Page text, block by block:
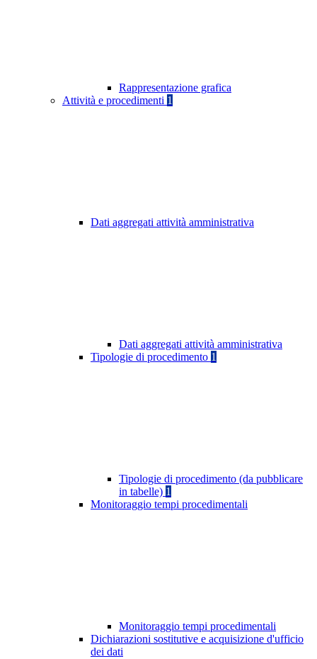
Rappresentazione grafica
Attività e procedimenti 1
Dati aggregati attività amministrativa
Dati aggregati attività amministrativa
Tipologie di procedimento 1
Tipologie di procedimento (da pubblicare
in tabelle) 1
Monitoraggio tempi procedimentali
Monitoraggio tempi procedimentali
Dichiarazioni sostitutive e acquisizione d'ufficio
dei dati